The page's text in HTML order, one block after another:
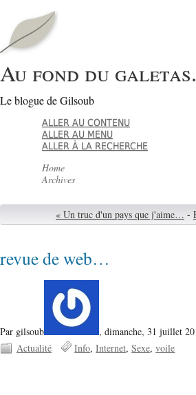
Au fond du
Le blogue de Gilsoub
ALLER AU CONTENU
ALLER AU MENU
ALLER À LA RECHERCHE
Home
Archives
« Un truc d'un pays que j'aime… -
revue de web…
Par gilsoub , dimanche, 31 juillet
Actualité
Info Internet Sexe voile